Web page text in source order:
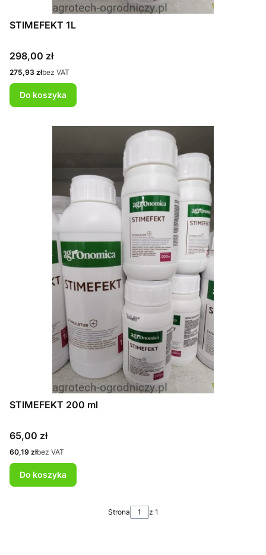
STIMEFEKT 1L
Cena
298,00 zł
Cena
275,93 złbez VAT
Do koszyka
STIMEFEKT 200 ml
Cena
65,00 zł
Cena
60,19 złbez VAT
Do koszyka
Strona z 1